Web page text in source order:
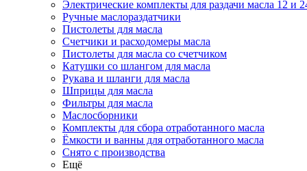
Электрические комплекты для раздачи масла 12 и
Ручные маслораздатчики
Пистолеты для масла
Счетчики и расходомеры масла
Пистолеты для масла со счетчиком
Катушки со шлангом для масла
Рукава и шланги для масла
Шприцы для масла
Фильтры для масла
Маслосборники
Комплекты для сбора отработанного масла
Ёмкости и ванны для отработанного масла
Снято с производства
Ещё